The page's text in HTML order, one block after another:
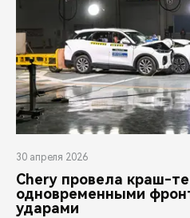
30 апреля 2026
Chery провела краш-
одновременными
ударами